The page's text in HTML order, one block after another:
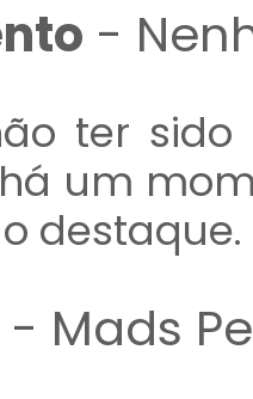
-
ter
um
destaque.
- Mads